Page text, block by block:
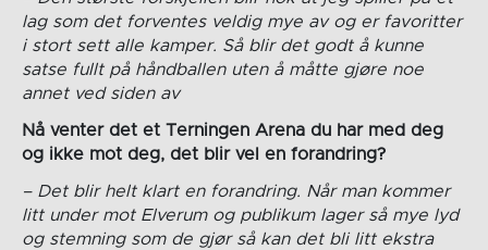
lag som det forventes veldig mye av og er favoritter
i stort sett alle kamper. Så blir det godt å kunne
satse fullt på håndballen uten å måtte gjøre noe
annet ved siden av
Nå venter det et Terningen Arena du har med deg
og ikke mot deg, det blir vel en forandring?
– Det blir helt klart en forandring. Når man kommer
litt under mot Elverum og publikum lager så mye lyd
og stemning som de gjør så kan det bli litt ekstra